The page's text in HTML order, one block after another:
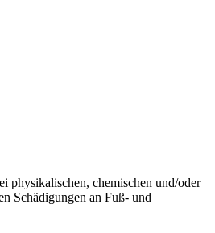
physikalischen, chemischen und/oder
Schädigungen an Fuß- und